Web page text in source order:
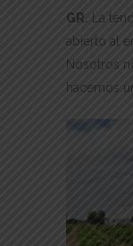
GR.
La
abierto al
Nosotros
hacernos